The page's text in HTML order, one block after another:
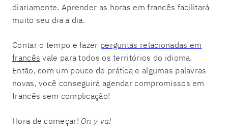
diariamente. Aprender as horas em francês facilitará
muito seu dia a dia.
Contar o tempo e fazer perguntas relacionadas em
francês vale para todos os territórios do idioma.
Então, com um pouco de prática e algumas palavras
novas, você conseguirá agendar compromissos em
francês sem complicação!
Hora de começar! On y va!